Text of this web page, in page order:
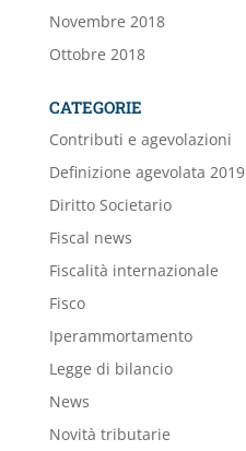
Novembre 2018
Ottobre 2018
CATEGORIE
Contributi e agevolazioni
Definizione agevolata 2019
Diritto Societario
Fiscal news
Fiscalità internazionale
Fisco
Iperammortamento
Legge di bilancio
News
Novità tributarie